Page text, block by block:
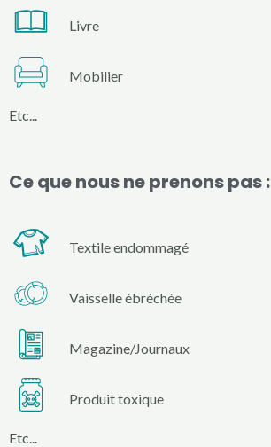
Livre
Mobilier
Etc...
Ce que nous ne prenons pas :
Textile endommagé
Vaisselle ébréchée
Magazine/Journaux
Produit toxique
Etc...